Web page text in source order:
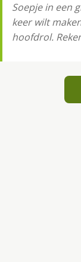
Soepje in een
keer wilt
hoofdrol.